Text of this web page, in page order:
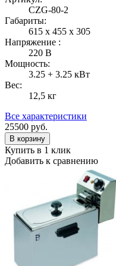
CZG-80-2
Габариты:
615 x 455 x 305
Напряжение :
220 В
Мощность:
3.25 + 3.25 кВт
Вес:
12,5 кг
Все характеристики
25500 руб.
В корзину
Купить в 1 клик
Добавить к сравнению